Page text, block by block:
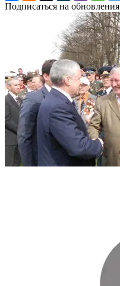
Подписаться на обновления